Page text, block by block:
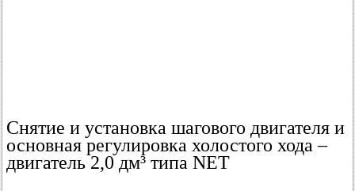
Снятие и установка шагового двигателя и
основная регулировка холостого хода –
двигатель 2,0 дм³ типа NET